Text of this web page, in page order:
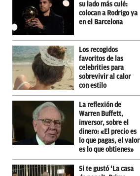
su lado más culé:
colocan a Rodrigo ya
en el Barcelona
Los recogidos
favoritos de las
celebrities para
sobrevivir al calor
con estilo
La reflexión de
Warren Buffett,
inversor, sobre el
dinero: «El precio es
lo que pagas, el valor
es lo que obtienes»
Si te gustó ‘La casa